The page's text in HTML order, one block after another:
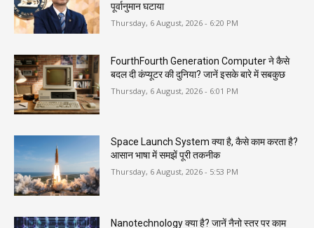
पूर्वानुमान घटाया
Thursday, 6 August, 2026 - 6:20 PM
FourthFourth Generation Computer ने कैसे
बदल दी कंप्यूटर की दुनिया? जानें इसके बारे में सबकुछ
Thursday, 6 August, 2026 - 6:01 PM
Space Launch System क्या है, कैसे काम करता है?
आसान भाषा में समझें पूरी तकनीक
Thursday, 6 August, 2026 - 5:53 PM
Nanotechnology क्या है? जानें नैनो स्तर पर काम